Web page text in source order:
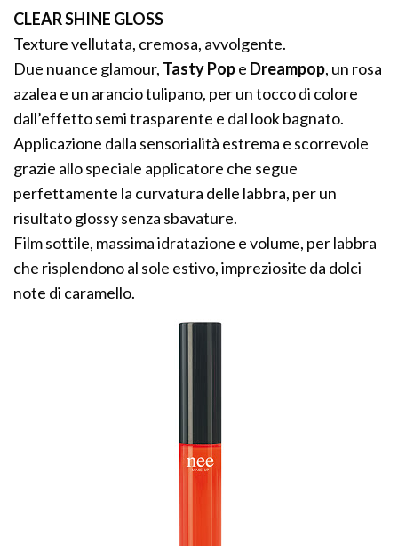
CLEAR SHINE GLOSS
Texture vellutata, cremosa, avvolgente.
Due nuance glamour, Tasty Pope Dreampop, un rosa
azalea e un arancio tulipano, per un tocco di colore
dall’effetto semi trasparente e dal look bagnato.
Applicazione dalla sensorialità estrema e scorrevole
grazie allo speciale applicatore che segue
perfettamente la curvatura delle labbra, per un
risultato glossy senza sbavature.
Film sottile, massima idratazione e volume, per labbra
che risplendono al sole estivo, impreziosite da dolci
note di caramello.